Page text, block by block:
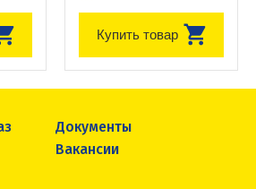
Купить товар
Документы
Вакансии